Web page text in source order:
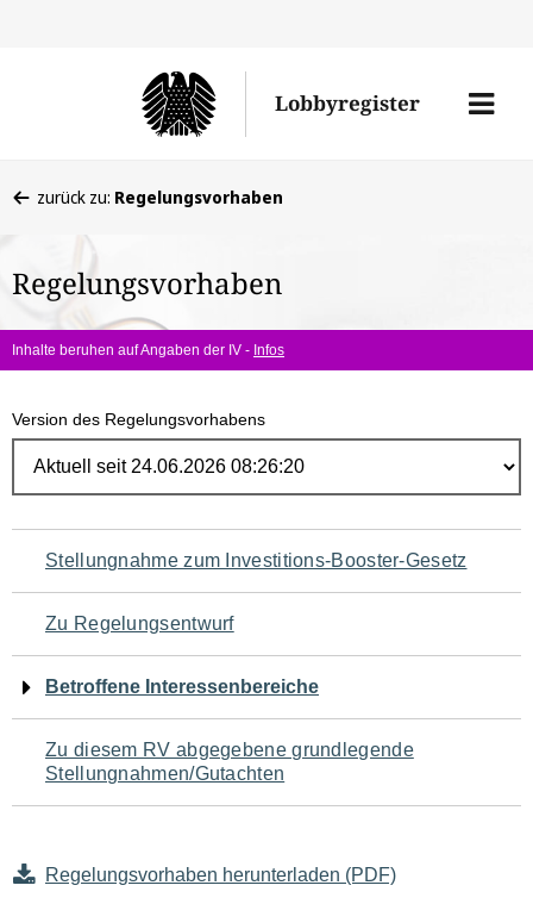
Lobbyregister
Menü
befinden
hier:
zurück zu: Regelungsvorhaben
Regelungsvorhaben
Inhalte beruhen auf Angaben der IV - Infos
Version des Regelungsvorhabens
Navigation
für
den
Seiteninhalt
Stellungnahme zum Investitions-Booster-Gesetz
Zu Regelungsentwurf
Betroffene Interessenbereiche
Zu diesem RV abgegebene grundlegende
Stellungnahmen/Gutachten
Regelungsvorhaben herunterladen (PDF)